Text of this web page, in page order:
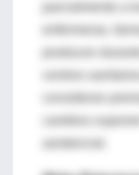
centros
cambios